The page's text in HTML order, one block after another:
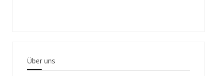
Über uns